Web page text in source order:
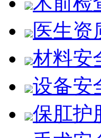
医生资
材料安
设备安
保肛护